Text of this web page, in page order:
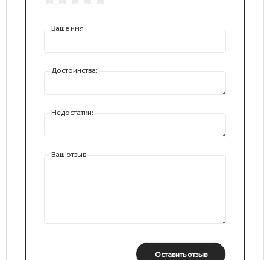
Ваше имя
Достоинства:
Недостатки:
Ваш отзыв
Оставить отзыв